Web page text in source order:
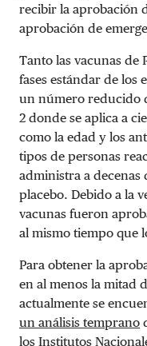
recibir la aprobación
aprobación de
Tanto las vacunas de
fases estándar de los
un número reducido
2 donde se aplica a
como la edad y los
tipos de personas
administra a decenas
placebo. Debido a la
vacunas fueron
al mismo tiempo que
Para obtener la
en al menos la mitad
actualmente se
un análisis temprano
los Institutos